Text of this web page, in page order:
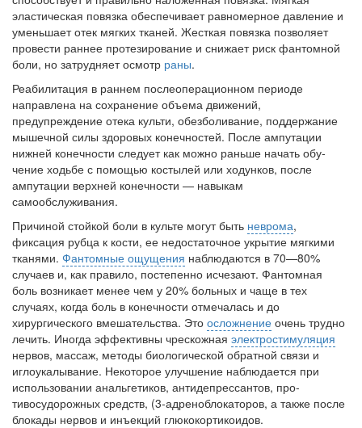
эластическая повязка обеспечивает равномерное давление и
уменьшает отек мягких тканей. Жесткая повязка позволяет
провести раннее протезирование и снижает риск фантомной
боли, но затрудняет осмотр раны.
Реабилитация в раннем послеоперационном периоде
направлена на сохранение объема движений,
предупреждение отека культи, обезбо­ливание, поддержание
мышечной силы здоровых конечностей. После ампутации
нижней конечности следует как можно раньше начать обу­
чение ходьбе с помощью костылей или ходунков, после
ампутации верхней конечности — навыкам
самообслуживания.
Причиной стойкой боли в культе могут быть неврома,
фиксация руб­ца к кости, ее недостаточное укрытие мягкими
тканями. Фантомные ощущения наблюдаются в 70—80%
случаев и, как правило, постепенно исчезают. Фантомная
боль возникает менее чем у 20% больных и чаще в тех
случаях, когда боль в конечности отмечалась и до
хирургического вмешательства. Это осложнение очень трудно
лечить. Иногда эффек­тивны чрескожная электростимуляция
нервов, массаж, методы биоло­гической обратной связи и
иглоукалывание. Некоторое улучшение на­блюдается при
использовании анальгетиков, антидепрессантов, про-
тивосудорожных средств, (3-адреноблокаторов, а также после
блокады нервов и инъекций глюкокортикоидов.